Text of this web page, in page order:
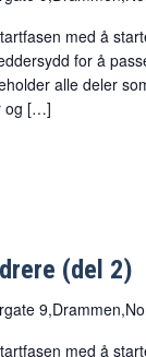
med å
for å
alle deler
og […]
(del 2)
med å